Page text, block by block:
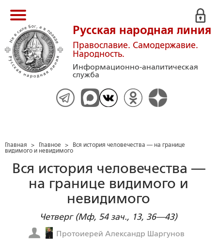
Русская народная линия
Православие. Самодержавие.
Народность.
Информационно-аналитическая
служба
Главная > Главное >
Вся история человечества — на границе
видимого и невидимого
Вся история человечества —
на границе видимого и
невидимого
Четверг (Мф, 54 зач., 13, 36—43)
Протоиерей Александр Шаргунов